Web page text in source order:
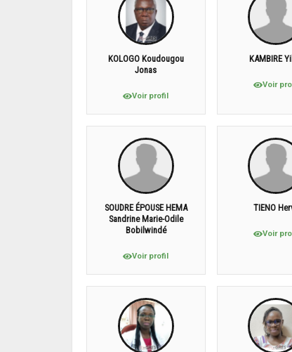
KOLOGO Koudougou
Jonas
Voir profil
KAMBIRE
Voir
SOUDRE ÉPOUSE HEMA
Sandrine Marie-Odile
Bobilwindé
Voir profil
TIENO
Voir